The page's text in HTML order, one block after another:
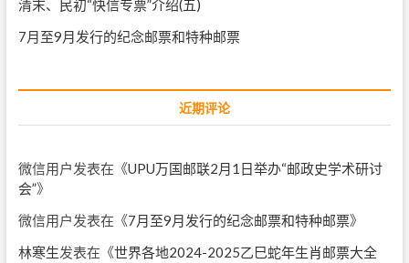
清末、民初“快信专票”介绍(五)
7月至9月发行的纪念邮票和特种邮票
近期评论
微信用户发表在《UPU万国邮联2月1日举办“邮政史学术研讨
会”》
微信用户发表在《7月至9月发行的纪念邮票和特种邮票》
林寒生发表在《世界各地2024-2025乙巳蛇年生肖邮票大全